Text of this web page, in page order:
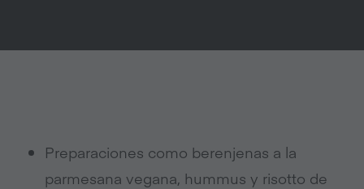
Preparaciones como berenjenas a la
parmesana vegana, hummus y risotto de